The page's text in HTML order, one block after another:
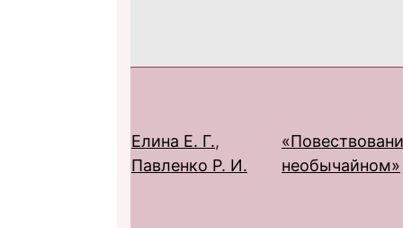
Елина Е. Г.,
Павленко Р. И.
необычайном»